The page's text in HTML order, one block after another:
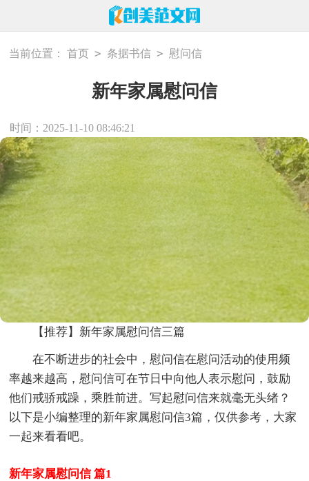
当前位置： 首页 > 条据书信 > 慰问信
新年家属慰问信
时间：2025-11-10 08:46:21
【推荐】新年家属慰问信三篇
在不断进步的社会中，慰问信在慰问活动的使用频
率越来越高，慰问信可在节日中向他人表示慰问，鼓励
他们戒骄戒躁，乘胜前进。写起慰问信来就毫无头绪？
以下是小编整理的新年家属慰问信3篇，仅供参考，大家
一起来看看吧。
新年家属慰问信 篇1